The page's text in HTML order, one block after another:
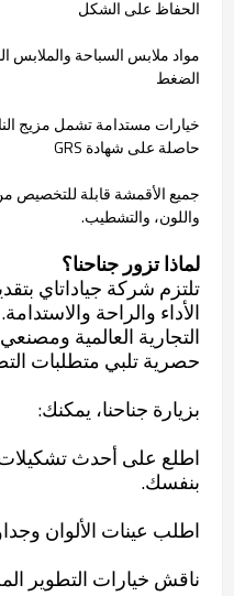
الحفاظ على الشكل
مواد ملابس السباحة والملابس
الضغط
خيارات مستدامة تشمل مزيج
حاصلة على شهادة GRS
واللون، والتشطيب.
لماذا تزور جناحنا؟
تلتزم شركة جياداتاي
الأداء والراحة
التجارية العالمية
حصرية تلبي متطلبات
بزيارة جناحنا، يمكنك:
اطلع على أحدث تشكيلات
بنفسك.
اطلب عينات الألوان
ناقش خيارات التطوير